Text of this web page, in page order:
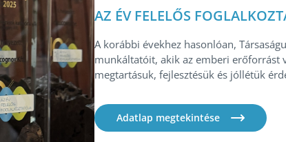
AZ ÉV FELELŐS
A korábbi évekhez hasonlóan,
munkáltatóit, akik az emberi erőforrást
megtartásuk, fejlesztésük és jóllétük
Adatlap megtekintése